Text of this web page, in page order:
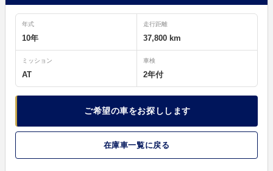
年式
10年
走行距離
37,800 km
ミッション
AT
車検
2年付
ご希望の車をお探しします
在庫車一覧に戻る